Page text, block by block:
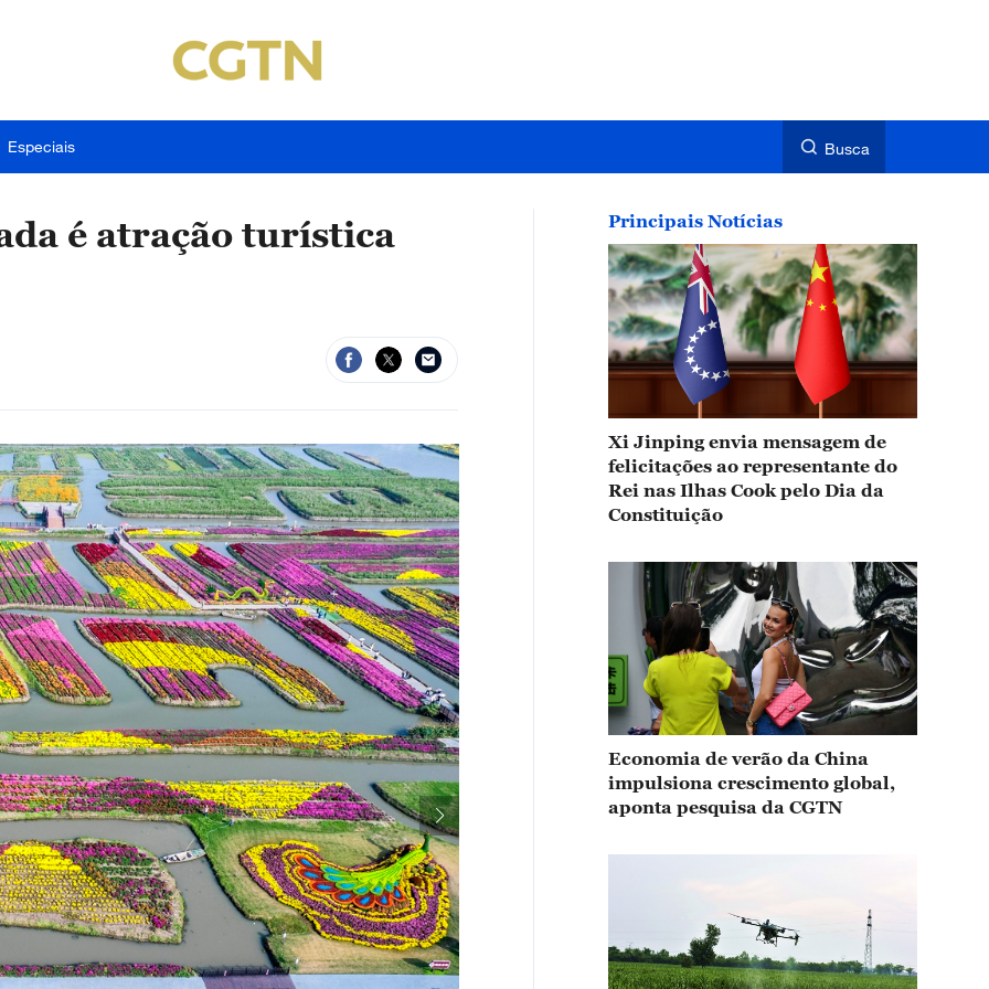
Especiais Busca
é atração turística Principais Notícias
Xi Jinping envia mensagem de
felicitações ao representante do
Rei nas Ilhas Cook pelo Dia da
Constituição
Economia de verão da China
impulsiona crescimento global,
aponta pesquisa da CGTN